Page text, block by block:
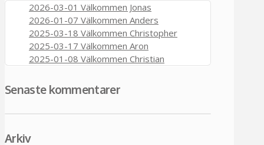
2026-03-01 Välkommen Jonas
2026-01-07 Välkommen Anders
2025-03-18 Välkommen Christopher
2025-03-17 Välkommen Aron
2025-01-08 Välkommen Christian
Senaste kommentarer
Arkiv